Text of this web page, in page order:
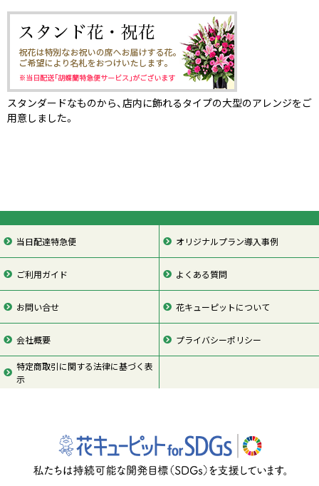
スタンダードなものから、店内に飾れるタイプの大型のアレンジをご
用意しました。
当日配達特急便 オリジナルプラン導入事例
ご利用ガイド よくある質問
お問い合せ 花キューピットについて
会社概要 プライバシーポリシー
特定商取引に関する法律に基づく表
示
ページの先頭